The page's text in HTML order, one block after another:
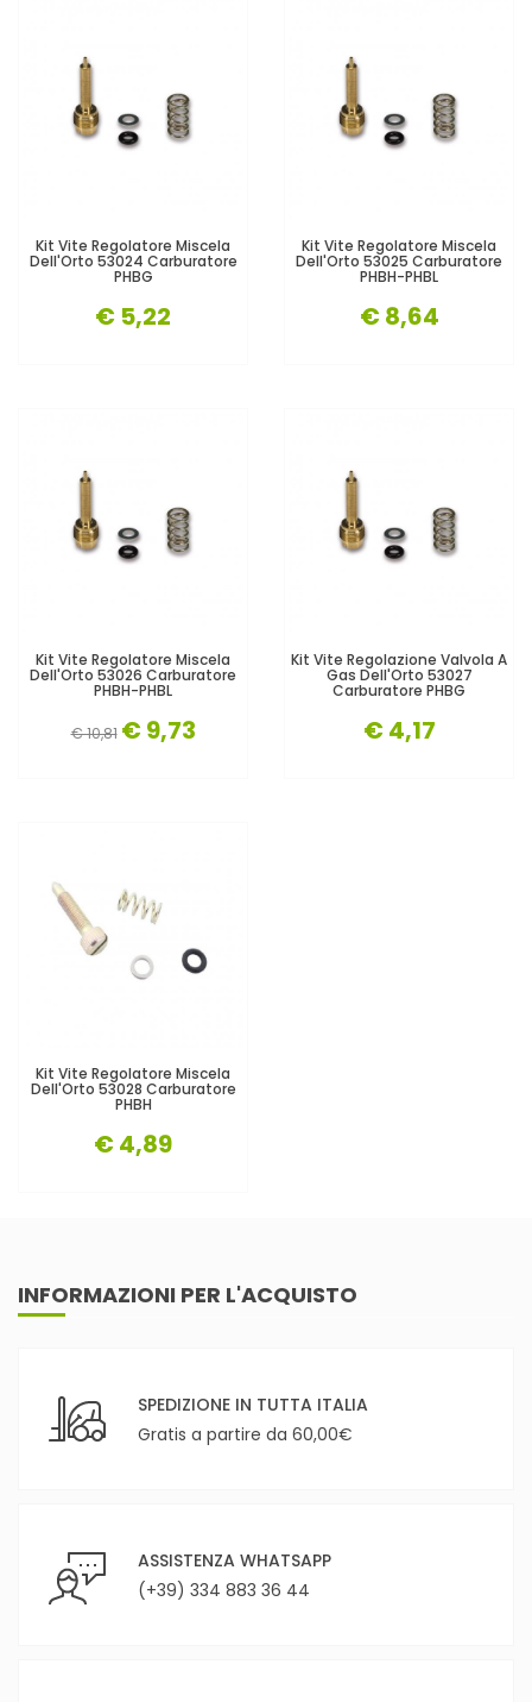
Kit Vite Regolatore Miscela
Dell'Orto 53024 Carburatore
PHBG
€ 5,22
Kit Vite Regolatore Miscela
Dell'Orto 53025 Carburatore
PHBH-PHBL
€ 8,64
Kit Vite Regolatore Miscela
Dell'Orto 53026 Carburatore
PHBH-PHBL
€ 10,81 € 9,73
Kit Vite Regolazione Valvola A
Gas Dell'Orto 53027
Carburatore PHBG
€ 4,17
Kit Vite Regolatore Miscela
Dell'Orto 53028 Carburatore
PHBH
€ 4,89
INFORMAZIONI PER L'ACQUISTO
SPEDIZIONE IN TUTTA ITALIA
Gratis a partire da 60,00€
ASSISTENZA WHATSAPP
(+39) 334 883 36 44